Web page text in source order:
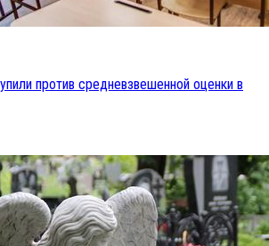
против средневзвешенной оценки в